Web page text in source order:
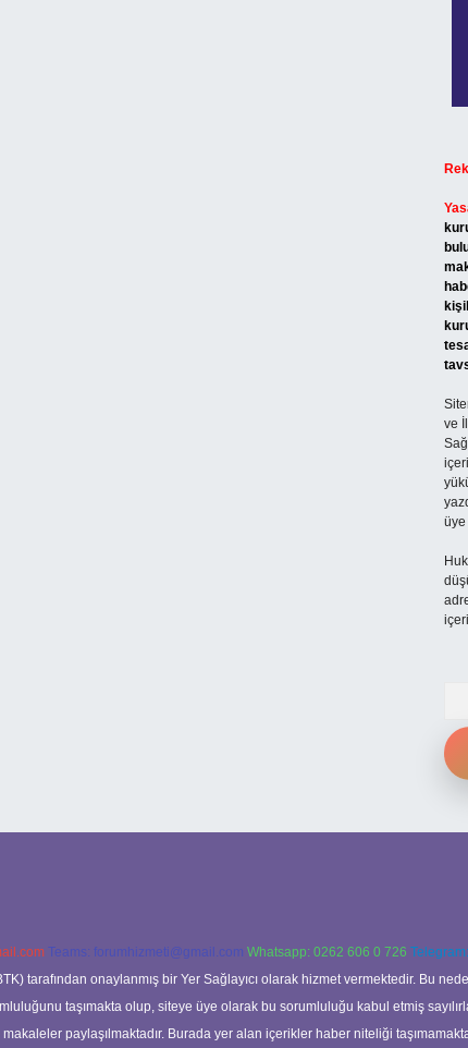
ve
üye
Teams: forumhizmeti@gmail.com Whatsapp: 0262 606 0 726
tarafından onaylanmış bir Yer Sağlayıcı olarak hizmet vermektedir. Bu
taşımakta olup, siteye üye olarak bu sorumluluğu kabul etmiş
makaleler paylaşılmaktadır. Burada yer alan içerikler haber niteliği